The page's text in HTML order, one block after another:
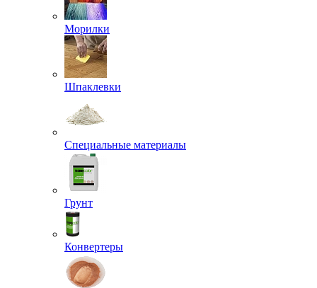
Морилки
Шпаклевки
Специальные материалы
Грунт
Конвертеры